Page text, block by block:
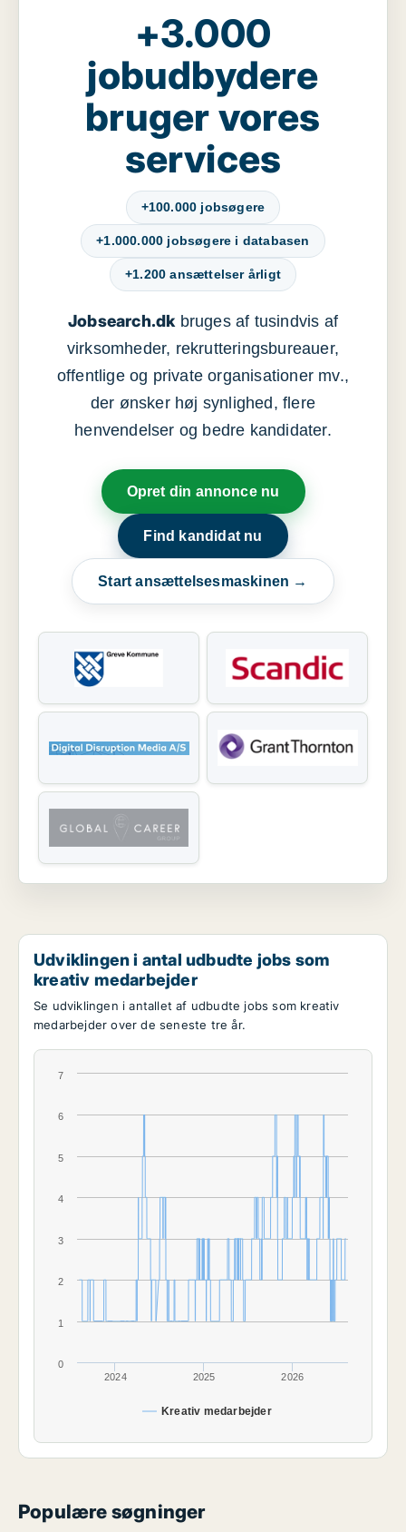
+3.000
jobudbydere
bruger vores
services
+100.000 jobsøgere
+1.000.000 jobsøgere i databasen
+1.200 ansættelser årligt
Jobsearch.dkbruges af tusindvis af
virksomheder, rekrutteringsbureauer,
offentlige og private organisationer mv.,
der ønsker høj synlighed, flere
henvendelser og bedre kandidater.
Opret din annonce nu
Find kandidat nu
Start ansættelsesmaskinen →
Udviklingen i antal udbudte jobs som
kreativ medarbejder
Se udviklingen i antallet af udbudte jobs som kreativ
medarbejder over de seneste tre år.
Kreativ medarbejder
2024 2025 2026
0
1
2
3
4
5
6
7
Populære søgninger